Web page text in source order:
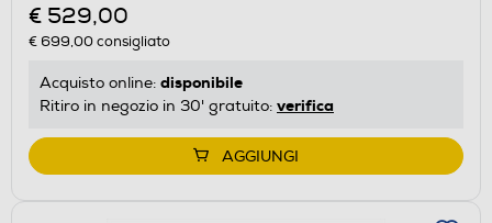
€ 529,00
€ 699,00consigliato
Acquisto online: disponibile
Ritiro in negozio in 30' gratuito: verifica
AGGIUNGI